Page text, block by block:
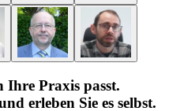
Ihre Praxis passt.
erleben Sie es selbst.